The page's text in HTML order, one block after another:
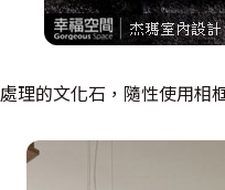
理的文化石，隨性使用相